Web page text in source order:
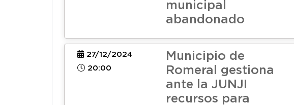
municipal
abandonado
27/12/2024
20:00
Municipio de
Romeral gestiona
ante la JUNJI
recursos para